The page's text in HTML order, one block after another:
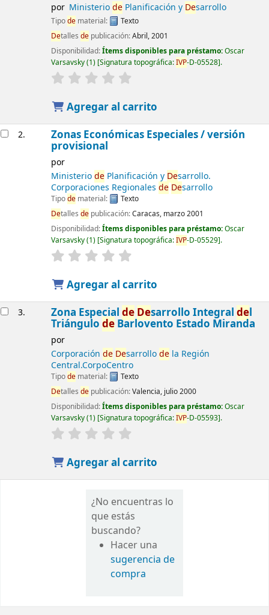
por MinisteriodePlanificación y Desarrollo
Tipodematerial:
Texto
Detalles depublicación:Abril, 2001
Disponibilidad:Ítems disponibles para préstamo:Oscar
Varsavsky(1) Signatura topográfica:IVP-D-05528 .
Agregar al carrito
2. Zonas Económicas Especiales / versión
provisional
por
MinisteriodePlanificación y Desarrollo.
Corporaciones Regionales de Desarrollo
Tipodematerial:
Texto
Detalles depublicación:Caracas, marzo 2001
Disponibilidad:Ítems disponibles para préstamo:Oscar
Varsavsky(1) Signatura topográfica:IVP-D-05529 .
Agregar al carrito
3. Zona Especial de Desarrollo Integral del
Triángulo deBarlovento Estado Miranda
por
Corporación de Desarrollodela Región
Central.CorpoCentro
Tipodematerial:
Texto
Detalles depublicación:Valencia, julio 2000
Disponibilidad:Ítems disponibles para préstamo:Oscar
Varsavsky(1) Signatura topográfica:IVP-D-05593 .
Agregar al carrito
¿No encuentras lo
que estás
buscando?
Hacer una
sugerencia de
compra